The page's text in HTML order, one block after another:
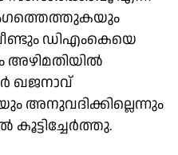
രംഗത്തെത്തുകയും
ഡിഎംകെയെ
അഴിമതിയിൽ
ഖജനാവ്
അനുവദിക്കില്ലെന്നും
കൂട്ടിച്ചേർത്തു.